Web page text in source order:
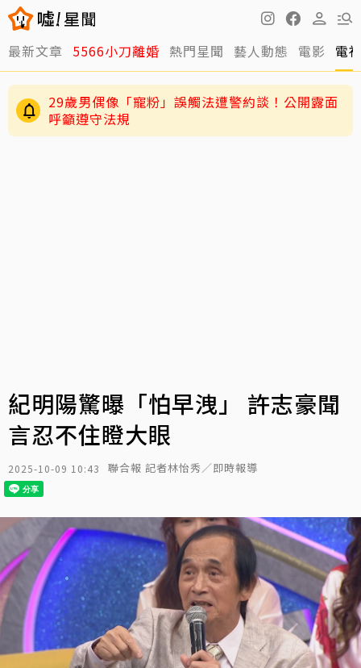
最新文章 5566小刀離婚 熱門星聞 藝人動態 電影 電
29歲男偶像「寵粉」誤觸法遭警約談！公開露面
呼籲遵守法規
紀明陽驚曝「怕早洩」 許志豪聞
言忍不住瞪大眼
2025-10-09 10:43 聯合報 記者林怡秀／即時報導